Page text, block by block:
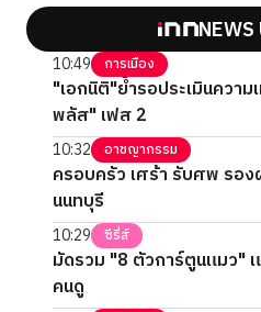
NEWS
10:49 การเมือง
"เอกนิติ"ย้ำรอประเมินควา
พลัส" เฟส 2
10:32 อาชญากรรม
ครอบครัว เศร้า รับศพ รองผอ.รร.เทพศิรินทร์
นนทบุรี
10:29 ซีรี่ส์
มัดรวม "8 ตัวการ์ตูนแมว"
คนดู